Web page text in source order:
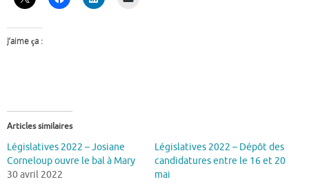
J’aime ça :
Articles similaires
Législatives 2022 – Josiane
Corneloup ouvre le bal à Mary
30 avril 2022
Législatives 2022 – Dépôt des
candidatures entre le 16 et 20
mai